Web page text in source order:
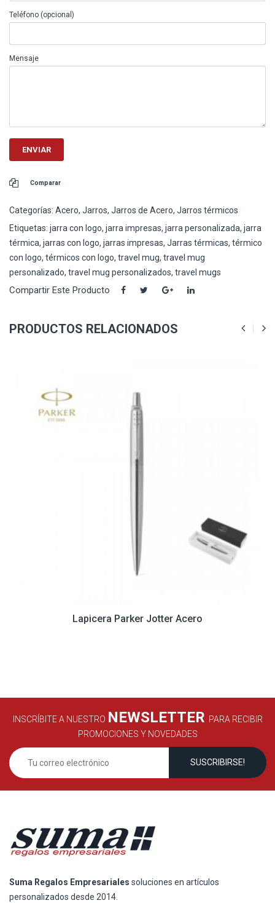
Teléfono (opcional)
Mensaje
Comparar
Categorías: Acero, Jarros, Jarros de Acero, Jarros térmicos
Etiquetas: jarra con logo, jarra impresas, jarra personalizada, jarra
térmica, jarras con logo, jarras impresas, Jarras térmicas, térmico
con logo, térmicos con logo, travel mug, travel mug
personalizado, travel mug personalizados, travel mugs
Compartir Este Producto
PRODUCTOS RELACIONADOS
Lapicera Parker Jotter Acero
INSCRÍBITE A NUESTRO NEWSLETTER PARA RECIBIR
PROMOCIONES Y NOVEDADES
Suma Regalos Empresariales soluciones en artículos
personalizados desde 2014.